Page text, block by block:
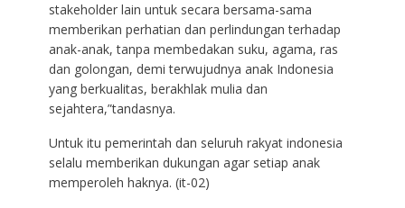
stakeholder lain untuk secara bersama-sama
memberikan perhatian dan perlindungan terhadap
anak-anak, tanpa membedakan suku, agama, ras
dan golongan, demi terwujudnya anak Indonesia
yang berkualitas, berakhlak mulia dan
sejahtera,”tandasnya.
Untuk itu pemerintah dan seluruh rakyat indonesia
selalu memberikan dukungan agar setiap anak
memperoleh haknya. (it-02)